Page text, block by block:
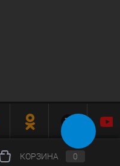
КОРЗИНА 0